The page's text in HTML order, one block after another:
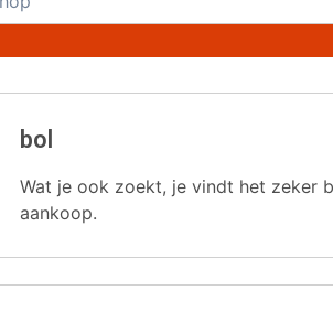
bol
Wat je ook zoekt, je vindt het zeker
aankoop.